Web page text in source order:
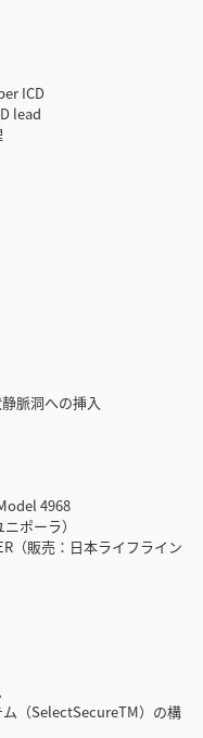
ICD
lead
脈洞への挿入
4968
ーラ）
販売：日本ライフライン
（SelectSecureTM）の構